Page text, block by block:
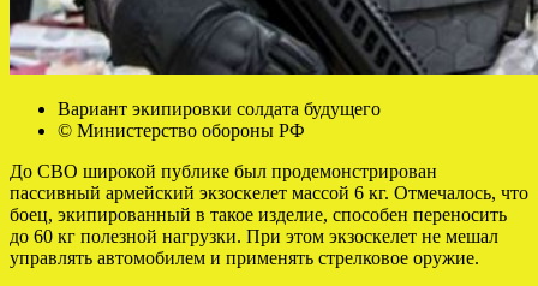
Вариант экипировки солдата будущего
© Министерство обороны РФ
До СВО широкой публике был продемонстрирован
пассивный армейский экзоскелет массой 6 кг. Отмечалось, что
боец, экипированный в такое изделие, способен переносить
до 60 кг полезной нагрузки. При этом экзоскелет не мешал
управлять автомобилем и применять стрелковое оружие.